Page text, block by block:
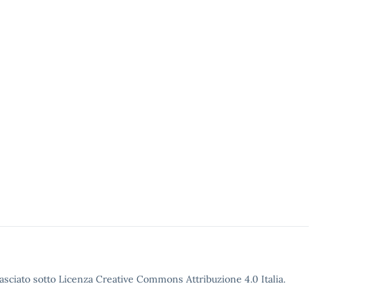
sotto Licenza Creative Commons Attribuzione 4.0 Italia.